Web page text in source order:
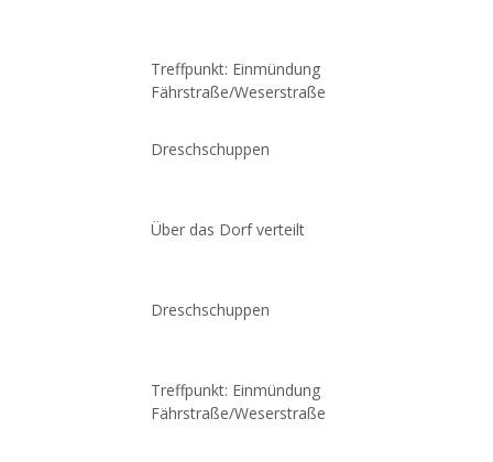
Treffpunkt: Einmündung
Fährstraße/Weserstraße
Dreschschuppen
Über das Dorf verteilt
Dreschschuppen
Treffpunkt: Einmündung
Fährstraße/Weserstraße